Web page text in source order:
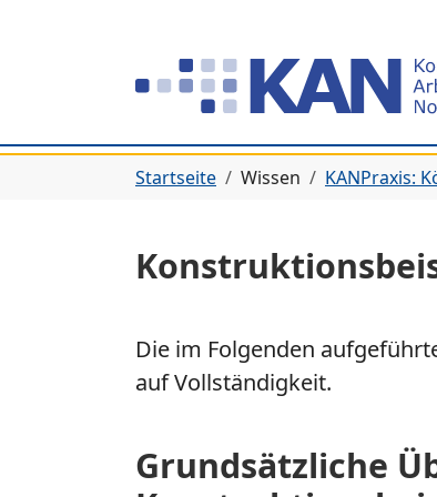
Sie befinden sich hier:
Startseite Wissen KANPraxis:
Die im Folgenden
auf Vollständigkeit.
Grundsätzliche